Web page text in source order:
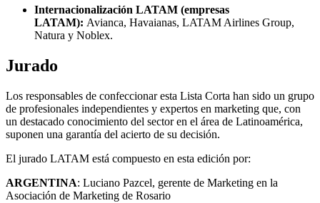
Internacionalización LATAM (empresas
LATAM): Avianca, Havaianas, LATAM Airlines Group,
Natura y Noblex.
Jurado
Los responsables de confeccionar esta Lista Corta han sido un grupo
de profesionales independientes y expertos en marketing que, con
un destacado conocimiento del sector en el área de Latinoamérica,
suponen una garantía del acierto de su decisión.
El jurado LATAM está compuesto en esta edición por:
ARGENTINA: Luciano Pazcel, gerente de Marketing en la
Asociación de Marketing de Rosario